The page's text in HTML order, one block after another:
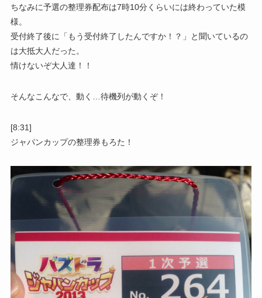
ちなみに予選の整理券配布は7時10分くらいには終わっていた模
様。
受付終了後に「もう受付終了したんですか！？」と聞いているの
は大抵大人だった。
情けないぞ大人達！！
そんなこんなで、動く…待機列が動くぞ！
[8:31]
ジャパンカップの整理券もろた！